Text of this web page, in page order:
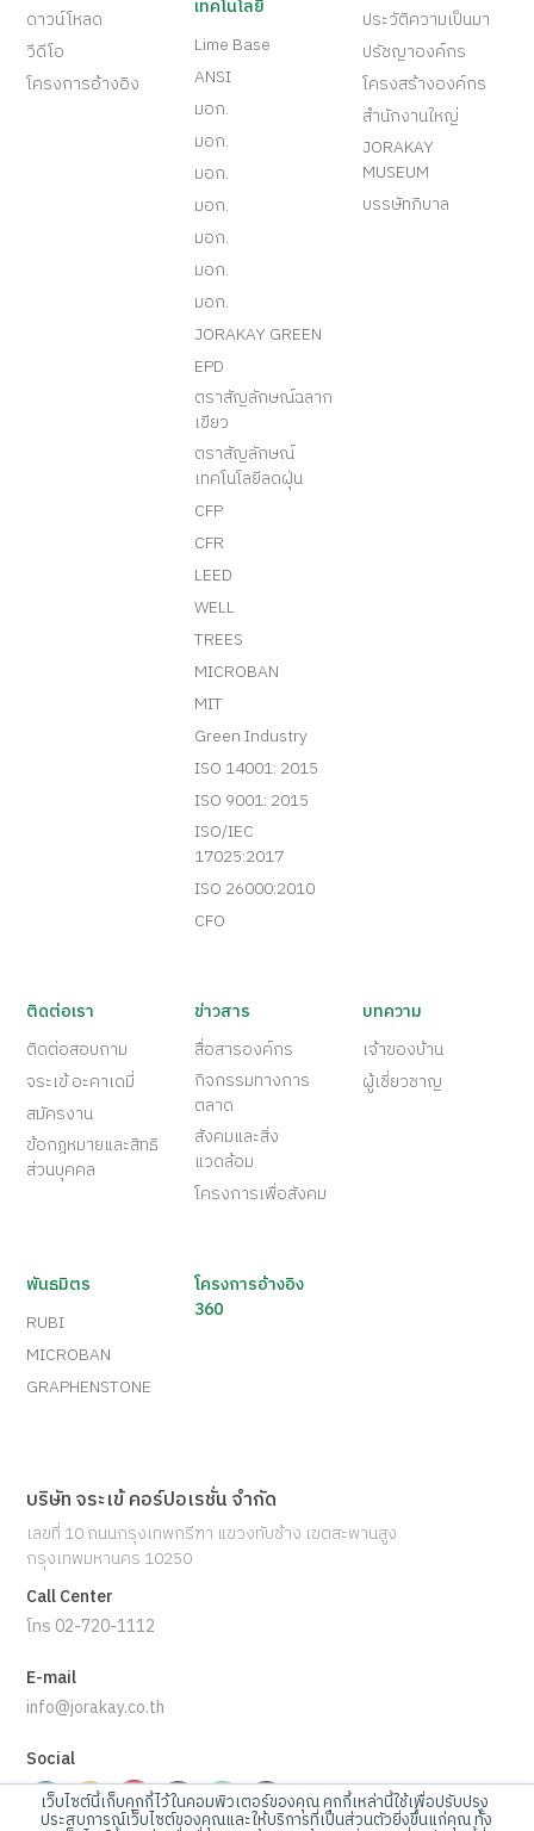
เว็บไซต์นี้เก็บคุกกี้ไว้ในคอมพิวเตอร์ของคุณ คุกกี้เหล่านี้ใช้เพื่อปรับปรุง
ประสบการณ์เว็บไซต์ของคุณและให้บริการที่เป็นส่วนตัวยิ่งขึ้นแก่คุณ ทั้ง
ดาวน์โหลด
วีดีโอ
โครงการอ้างอิง
เทคโนโลยี
Lime Base
ANSI
มอก.
มอก.
มอก.
มอก.
มอก.
มอก.
มอก.
JORAKAY GREEN
EPD
ตราสัญลักษณ์ฉลาก
เขียว
ตราสัญลักษณ์
เทคโนโลยีลดฝุ่น
CFP
CFR
LEED
WELL
TREES
MICROBAN
MIT
Green Industry
ISO 14001: 2015
ISO 9001: 2015
ISO/IEC
17025:2017
ISO 26000:2010
CFO
ประวัติความเป็นมา
ปรัชญาองค์กร
โครงสร้างองค์กร
สำนักงานใหญ่
JORAKAY
MUSEUM
บรรษัทภิบาล
ติดต่อเรา
ติดต่อสอบถาม
จระเข้ อะคาเดมี่
สมัครงาน
ข้อกฎหมายและสิทธิ
ส่วนบุคคล
ข่าวสาร
สื่อสารองค์กร
กิจกรรมทางการ
ตลาด
สังคมและสิ่ง
แวดล้อม
โครงการเพื่อสังคม
บทความ
เจ้าของบ้าน
ผู้เชี่ยวชาญ
พันธมิตร
RUBI
MICROBAN
GRAPHENSTONE
โครงการอ้างอิง
360
บริษัท จระเข้ คอร์ปอเรชั่น จำกัด
เลขที่ 10 ถนนกรุงเทพกรีฑา แขวงทับช้าง เขตสะพานสูง
กรุงเทพมหานคร 10250
Call Center
โทร 02-720-1112
E-mail
info@jorakay.co.th
Social